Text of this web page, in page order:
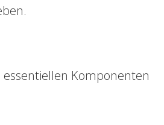
essentiellen Komponenten